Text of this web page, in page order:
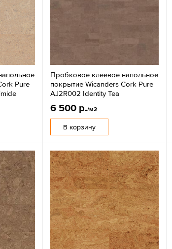
Pure
Пробковое клеевое напольное
покрытие Wicanders Cork Pure
AJ2R002 Identity Tea
6 500 р./м2
В корзину